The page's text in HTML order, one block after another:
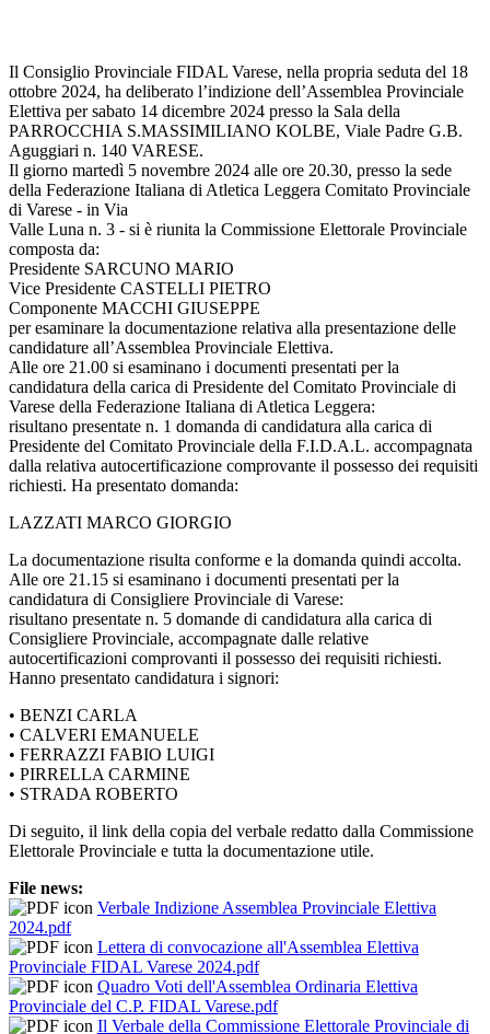
Il Consiglio Provinciale FIDAL Varese, nella propria seduta del 18
ottobre 2024, ha deliberato l’indizione dell’Assemblea Provinciale
Elettiva per sabato 14 dicembre 2024 presso la Sala della
PARROCCHIA S.MASSIMILIANO KOLBE, Viale Padre G.B.
Aguggiari n. 140 VARESE.
Il giorno martedì 5 novembre 2024 alle ore 20.30, presso la sede
della Federazione Italiana di Atletica Leggera Comitato Provinciale
di Varese - in Via
Valle Luna n. 3 - si è riunita la Commissione Elettorale Provinciale
composta da:
Presidente SARCUNO MARIO
Vice Presidente CASTELLI PIETRO
Componente MACCHI GIUSEPPE
per esaminare la documentazione relativa alla presentazione delle
candidature all’Assemblea Provinciale Elettiva.
Alle ore 21.00 si esaminano i documenti presentati per la
candidatura della carica di Presidente del Comitato Provinciale di
Varese della Federazione Italiana di Atletica Leggera:
risultano presentate n. 1 domanda di candidatura alla carica di
Presidente del Comitato Provinciale della F.I.D.A.L. accompagnata
dalla relativa autocertificazione comprovante il possesso dei requisiti
richiesti. Ha presentato domanda:
LAZZATI MARCO GIORGIO
La documentazione risulta conforme e la domanda quindi accolta.
Alle ore 21.15 si esaminano i documenti presentati per la
candidatura di Consigliere Provinciale di Varese:
risultano presentate n. 5 domande di candidatura alla carica di
Consigliere Provinciale, accompagnate dalle relative
autocertificazioni comprovanti il possesso dei requisiti richiesti.
Hanno presentato candidatura i signori:
• BENZI CARLA
• CALVERI EMANUELE
• FERRAZZI FABIO LUIGI
• PIRRELLA CARMINE
• STRADA ROBERTO
Di seguito, il link della copia del verbale redatto dalla Commissione
Elettorale Provinciale e tutta la documentazione utile.
File news:
Verbale Indizione Assemblea Provinciale Elettiva
2024.pdf
Lettera di convocazione all'Assemblea Elettiva
Provinciale FIDAL Varese 2024.pdf
Quadro Voti dell'Assemblea Ordinaria Elettiva
Provinciale del C.P. FIDAL Varese.pdf
Il Verbale della Commissione Elettorale Provinciale di